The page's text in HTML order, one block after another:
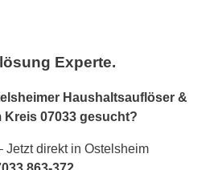
Experte.
Haushaltsauflöser &
Kreis 07033 gesucht?
Jetzt direkt in Ostelsheim